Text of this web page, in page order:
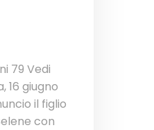
79 Vedi
16 giugno
il figlio
con